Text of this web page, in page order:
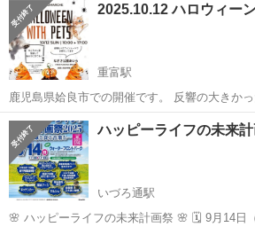
2025.10.12 ハロウィー
重富駅
鹿児島県姶良市での開催です。 反響の大きか
同会場で開催されます！ キッチンカー様を数店舗募集致します。 ペッ
トを連れて来られる、ペット商品もある、 動
ペットに付随する商品があられ...
鹿児島 姶良市 重富駅 地域/お祭り
ハッピーライフの未来
いづろ通駅
🌸 ハッピーライフの未来計画祭 🌸 🗓 9月14日（